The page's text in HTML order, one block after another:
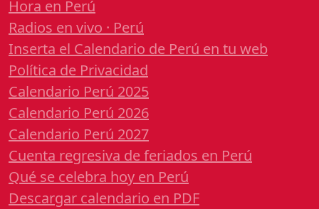
Hora en Perú
Radios en vivo · Perú
Inserta el Calendario de Perú en tu web
Política de Privacidad
Calendario Perú 2025
Calendario Perú 2026
Calendario Perú 2027
Cuenta regresiva de feriados en Perú
Qué se celebra hoy en Perú
Descargar calendario en PDF